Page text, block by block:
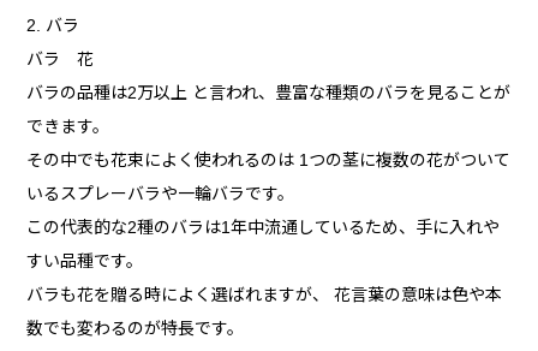
2. バラ
バラ 花
バラの品種は2万以上 と言われ、豊富な種類のバラを見ることが
できます。
その中でも花束によく使われるのは 1つの茎に複数の花がついて
いるスプレーバラや一輪バラです。
この代表的な2種のバラは1年中流通しているため、手に入れや
すい品種です。
バラも花を贈る時によく選ばれますが、 花言葉の意味は色や本
数でも変わるのが特長です。